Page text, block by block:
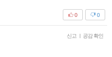
0
0
신고 공감 확인